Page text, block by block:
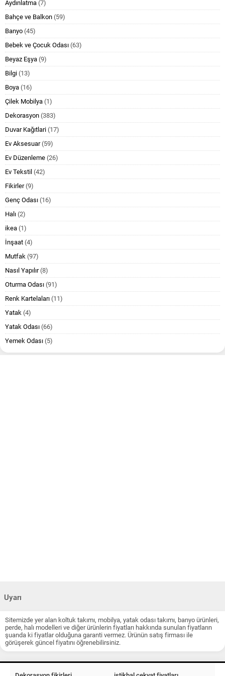
Aydınlatma (7)
Bahçe ve Balkon (59)
Banyo (45)
Bebek ve Çocuk Odası (63)
Beyaz Eşya (9)
Bilgi (13)
Boya (16)
Çilek Mobilya (1)
Dekorasyon (383)
Duvar Kağıtlari (17)
Ev Aksesuar(59)
Ev Düzenleme (26)
Ev Tekstil (42)
Fikirler(9)
Genç Odası (16)
Halı (2)
ikea (1)
İnşaat (4)
Mutfak (97)
Nasıl Yapılır(8)
Oturma Odası (91)
Renk Kartelaları (11)
Yatak (4)
Yatak Odası (66)
Yemek Odası (5)
Uyarı
Sitemizde yer alan koltuk takımı, mobilya, yatak odası takımı, banyo ürünleri,
perde, halı modelleri ve diğer ürünlerin fiyatları hakkında sunulan fiyatların
şuanda ki fiyatlar olduğuna garanti vermez. Ürünün satış firması ile
görüşerek güncel fiyatını öğrenebilirsiniz.